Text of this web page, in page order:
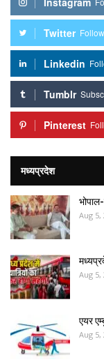
Twitter
Linkedin
Tumblr
Pinterest
मध्यप्रदेश
Aug 5,
Aug 5,
एयर
Aug 5,